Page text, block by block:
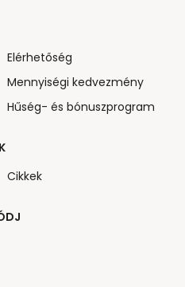
Elérhetőség
Mennyiségi kedvezmény
Hűség- és bónuszprogram
Cikkek